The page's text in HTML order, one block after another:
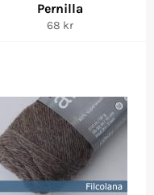
Pernilla
Vanlig
68 kr